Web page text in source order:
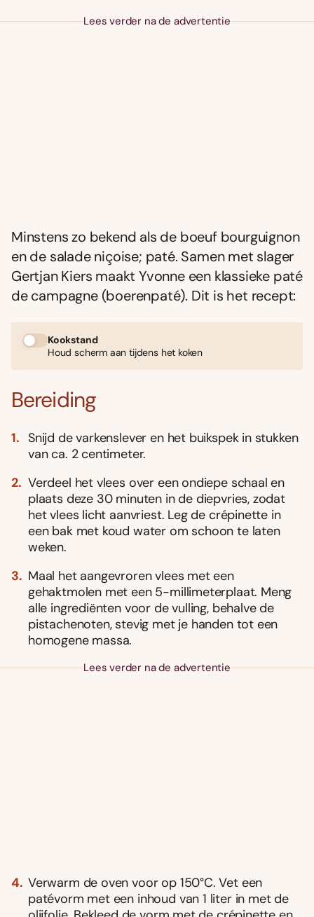
Lees verder na de advertentie
Minstens zo bekend als de boeuf bourguignon
en de salade niçoise; paté. Samen met slager
Gertjan Kiers maakt Yvonne een klassieke paté
de campagne (boerenpaté). Dit is het recept:
Kookstand
Houd scherm aan tijdens het koken
Bereiding
Snijd de varkenslever en het buikspek in stukken
van ca. 2 centimeter.
Verdeel het vlees over een ondiepe schaal en
plaats deze 30 minuten in de diepvries, zodat
het vlees licht aanvriest. Leg de crépinette in
een bak met koud water om schoon te laten
weken.
Maal het aangevroren vlees met een
gehaktmolen met een 5-millimeterplaat. Meng
alle ingrediënten voor de vulling, behalve de
pistachenoten, stevig met je handen tot een
homogene massa.
Lees verder na de advertentie
Verwarm de oven voor op 150°C. Vet een
patévorm met een inhoud van 1 liter in met de